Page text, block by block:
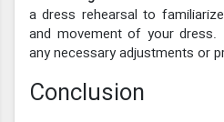
a dress rehearsal to
and movement of your
any necessary adjustments or
Conclusion